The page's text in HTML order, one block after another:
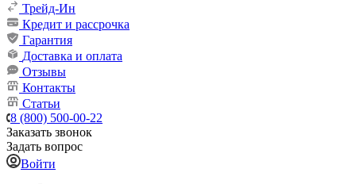
Трейд-Ин
Кредит и рассрочка
Гарантия
Доставка и оплата
Отзывы
Контакты
Статьи
8 (800) 500-00-22
Заказать звонок
Задать вопрос
Войти